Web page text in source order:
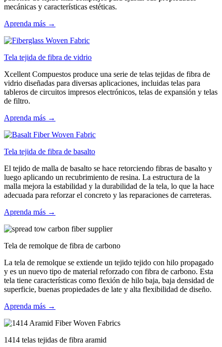
mecánicas y características estéticas.
Aprenda más →
Tela tejida de fibra de vidrio
Xcellent Compuestos produce una serie de telas tejidas de fibra de
vidrio diseñadas para diversas aplicaciones, incluidas telas para
tableros de circuitos impresos electrónicos, telas de expansión y telas
de filtro.
Aprenda más →
Tela tejida de fibra de basalto
El tejido de malla de basalto se hace retorciendo fibras de basalto y
luego aplicando un recubrimiento de resina. La estructura de la
malla mejora la estabilidad y la durabilidad de la tela, lo que la hace
adecuada para reforzar el concreto y las reparaciones de carreteras.
Aprenda más →
Tela de remolque de fibra de carbono
La tela de remolque se extiende un tejido tejido con hilo propagado
y es un nuevo tipo de material reforzado con fibra de carbono. Esta
tela tiene características como flexión de hilo baja, baja densidad de
superficie, buenas propiedades de late y alta flexibilidad de diseño.
Aprenda más →
1414 telas tejidas de fibra aramid